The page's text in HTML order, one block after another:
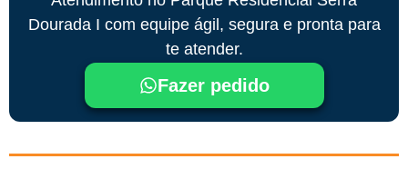
Dourada I com equipe ágil, segura e pronta para
te atender.
Fazer pedido